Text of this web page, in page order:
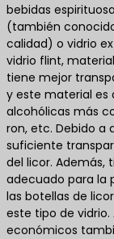
bebidas
(también
calidad) o vidrio
vidrio flint,
tiene mejor
y este material es
alcohólicas más
ron, etc. Debido a
suficiente
del licor. Además,
adecuado para la
las botellas de
este tipo de
económicos